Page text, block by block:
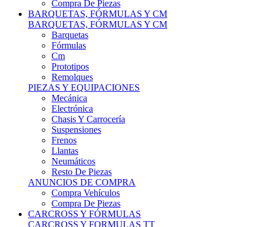
Compra De Piezas
BARQUETAS, FÓRMULAS Y CM
BARQUETAS, FÓRMULAS Y CM
Barquetas
Fórmulas
Cm
Prototipos
Remolques
PIEZAS Y EQUIPACIONES
Mecánica
Electrónica
Chasis Y Carrocería
Suspensiones
Frenos
Llantas
Neumáticos
Resto De Piezas
ANUNCIOS DE COMPRA
Compra Vehículos
Compra De Piezas
CARCROSS Y FÓRMULAS
CARCROSS Y FORMULAS TT